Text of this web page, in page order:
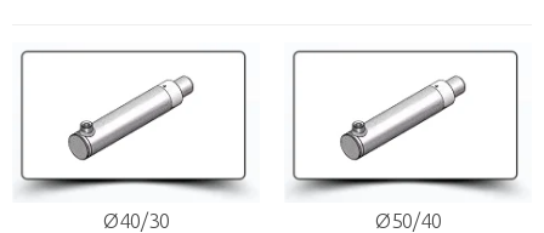
Ø40/30 Ø50/40